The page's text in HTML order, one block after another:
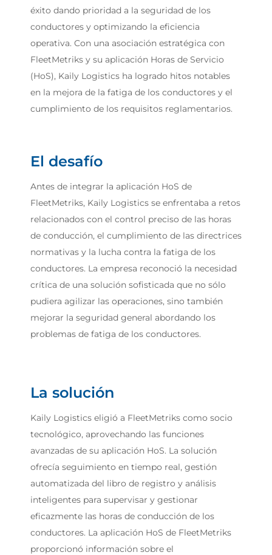
éxito dando prioridad a la seguridad de los
conductores y optimizando la eficiencia
operativa. Con una asociación estratégica con
FleetMetriks y su aplicación Horas de Servicio
(HoS), Kaily Logistics ha logrado hitos notables
en la mejora de la fatiga de los conductores y el
cumplimiento de los requisitos reglamentarios.
El desafío
Antes de integrar la aplicación HoS de
FleetMetriks, Kaily Logistics se enfrentaba a retos
relacionados con el control preciso de las horas
de conducción, el cumplimiento de las directrices
normativas y la lucha contra la fatiga de los
conductores. La empresa reconoció la necesidad
crítica de una solución sofisticada que no sólo
pudiera agilizar las operaciones, sino también
mejorar la seguridad general abordando los
problemas de fatiga de los conductores.
La solución
Kaily Logistics eligió a FleetMetriks como socio
tecnológico, aprovechando las funciones
avanzadas de su aplicación HoS. La solución
ofrecía seguimiento en tiempo real, gestión
automatizada del libro de registro y análisis
inteligentes para supervisar y gestionar
eficazmente las horas de conducción de los
conductores. La aplicación HoS de FleetMetriks
proporcionó información sobre el